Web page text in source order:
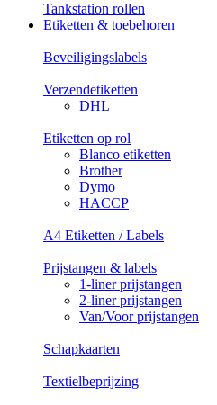
Tankstation rollen
Etiketten & toebehoren
Beveiligingslabels
Verzendetiketten
DHL
Etiketten op rol
Blanco etiketten
Brother
Dymo
HACCP
A4 Etiketten / Labels
Prijstangen & labels
1-liner prijstangen
2-liner prijstangen
Van/Voor prijstangen
Schapkaarten
Textielbeprijzing